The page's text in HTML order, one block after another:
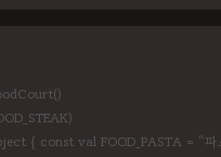
{ const val FOOD_PASTA = "파